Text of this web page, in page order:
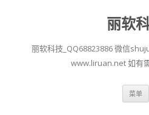
丽软
丽软科技_QQ68823886 微信
www.liruan.net 如有
菜单